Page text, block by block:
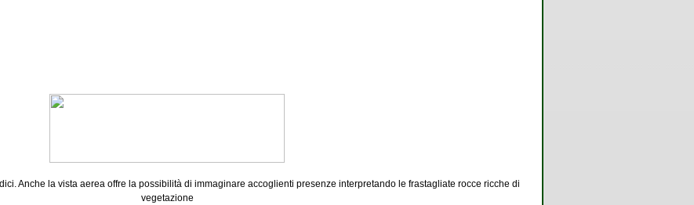
Anche la vista aerea offre la possibilità di immaginare accoglienti presenze interpretando le frastagliate rocce ricche di
vegetazione